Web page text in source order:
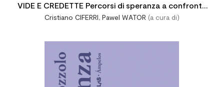
VIDE E CREDETTE Percorsi di speranza a confronto
con l’Uomo della Sindone
Cristiano CIFERRI, Pawel WATOR (a cura di)